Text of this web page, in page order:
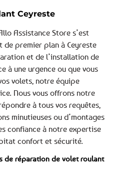
Ceyreste
Assistance Store s’est
de premier plan à Ceyreste
et de l’installation de
à une urgence ou que vous
volets, notre équipe
Nous vous offrons notre
à tous vos requêtes,
minutieuses ou d’montages
confiance à notre expertise
confort et sécurité.
de réparation de volet roulant